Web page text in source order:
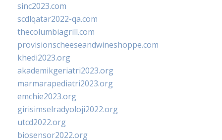
sinc2023.com
scdlqatar2022-qa.com
thecolumbiagrill.com
provisionscheeseandwineshoppe.com
khedi2023.org
akademikgeriatri2023.org
marmarapediatri2023.org
emchie2023.org
girisimselradyoloji2022.org
utcd2022.org
biosensor2022.org